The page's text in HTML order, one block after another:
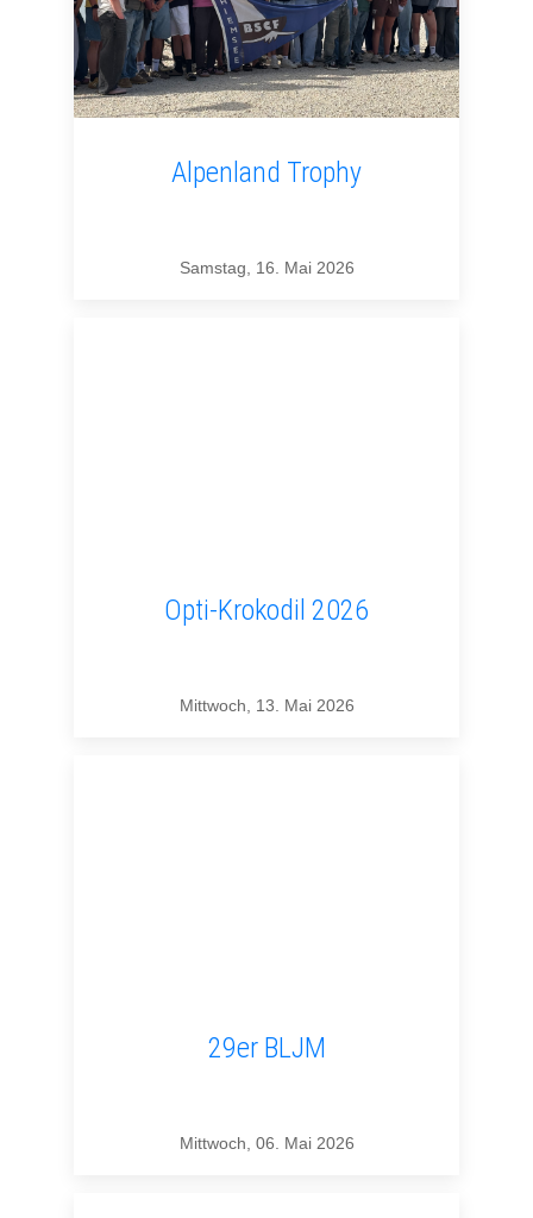
Alpenland Trophy
Samstag, 16. Mai 2026
Opti-Krokodil 2026
Mittwoch, 13. Mai 2026
29er BLJM
Mittwoch, 06. Mai 2026